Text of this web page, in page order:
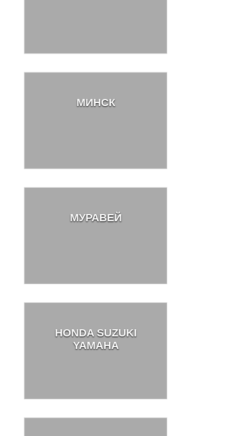
МИНСК
МУРАВЕЙ
HONDA SUZUKI
YAMAHA